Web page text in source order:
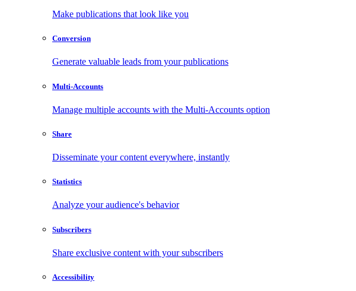
Make publications that look like you
Conversion
Generate valuable leads from your publications
Multi-Accounts
Manage multiple accounts with the Multi-Accounts option
Share
Disseminate your content everywhere, instantly
Statistics
Analyze your audience's behavior
Subscribers
Share exclusive content with your subscribers
Accessibility